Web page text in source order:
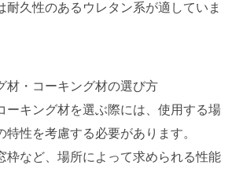
耐久性のあるウレタン系が適していま
材・コーキング材の選び方
ーキング材を選ぶ際には、使用する場
特性を考慮する必要があります。
枠など、場所によって求められる性能